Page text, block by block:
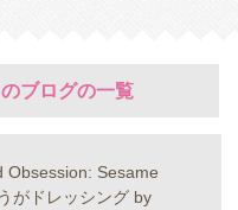
ブログの一覧
Obsession: Sesame
がドレッシング by